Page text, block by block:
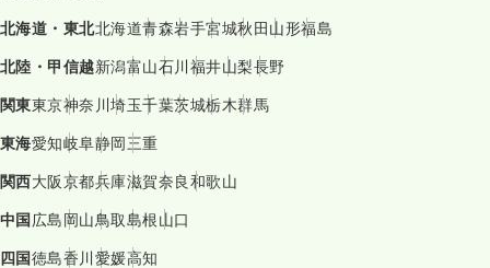
北海道・東北北海道青森岩手宮城秋田山形福島
北陸・甲信越新潟富山石川福井山梨長野
関東東京神奈川埼玉千葉茨城栃木群馬
東海愛知岐阜静岡三重
関西大阪京都兵庫滋賀奈良和歌山
中国広島岡山鳥取島根山口
四国徳島香川愛媛高知